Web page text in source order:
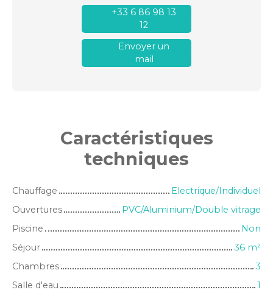
+33 6 86 98 13
12
Envoyer un
mail
Caractéristiques
techniques
Chauffage
Electrique/Individuel
Ouvertures
PVC/Aluminium/Double vitrage
Piscine
Non
Séjour
36 m²
Chambres
3
Salle d'eau
1